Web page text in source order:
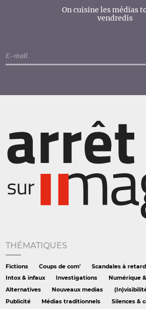
On cuisine les médias
vendredis
THÉMATIQUES
Fictions Coups de com'
Scandales à
Intox & infaux
Investigations Numérique
Alternatives
Nouveaux medias
Publicité
Médias traditionnels
Silences &